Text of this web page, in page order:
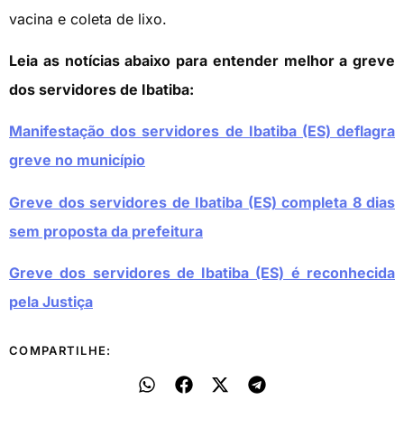
vacina e coleta de lixo.
Leia as notícias abaixo para entender melhor a greve
dos servidores de Ibatiba:
Manifestação dos servidores de Ibatiba (ES) deflagra
greve no município
Greve dos servidores de Ibatiba (ES) completa 8 dias
sem proposta da prefeitura
Greve dos servidores de Ibatiba (ES) é reconhecida
pela Justiça
COMPARTILHE: